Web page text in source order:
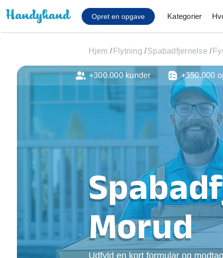
Opret en opgave Kategorier
Affaldsfjernelse
Afhentning af
Anlæg af terrasse
Cykel reparation
Flyttehjælp
Gulvlaminering
Hårde hvidevare
Hjælp til mobil, pc,
Installation af
Møbelsamling og
Ophængning af
Opsætning af
Tømrer
Tunge løft
Hjem / Flytning /Spabadfjernelse /
Morud
Udfyld en kort formular og
+300.000 kunder +350.000